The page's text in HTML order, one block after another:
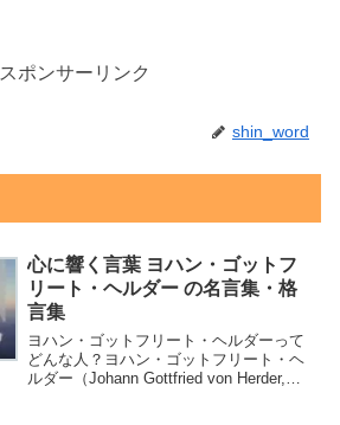
スポンサーリンク
shin_word
心に響く言葉 ヨハン・ゴットフ
リート・ヘルダー の名言集・格
言集
ヨハン・ゴットフリート・ヘルダーって
どんな人？ヨハン・ゴットフリート・ヘ
ルダー（Johann Gottfried von Herder,